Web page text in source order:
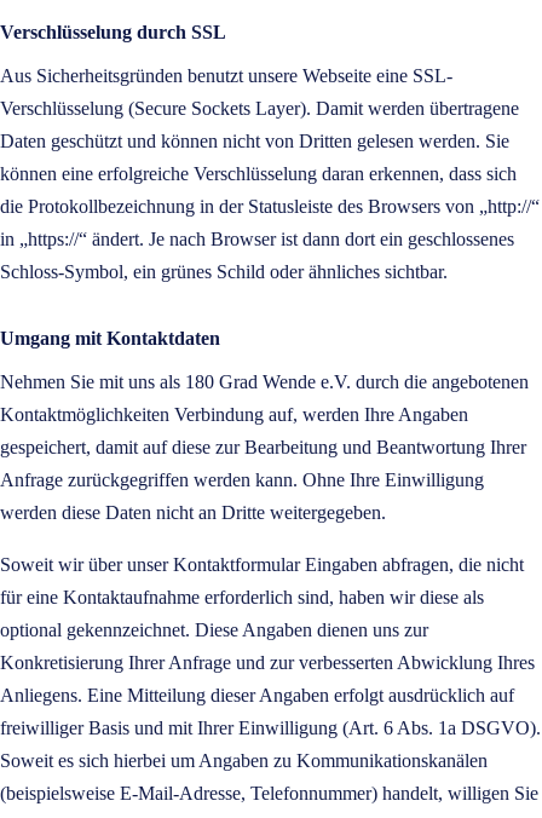
Verschlüsselung durch SSL
Aus Sicherheitsgründen benutzt unsere Webseite eine SSL-
Verschlüsselung (Secure Sockets Layer). Damit werden übertragene
Daten geschützt und können nicht von Dritten gelesen werden. Sie
können eine erfolgreiche Verschlüsselung daran erkennen, dass sich
die Protokollbezeichnung in der Statusleiste des Browsers von „http://“
in „https://“ ändert. Je nach Browser ist dann dort ein geschlossenes
Schloss-Symbol, ein grünes Schild oder ähnliches sichtbar.
Umgang mit Kontaktdaten
Nehmen Sie mit uns als 180 Grad Wende e.V. durch die angebotenen
Kontaktmöglichkeiten Verbindung auf, werden Ihre Angaben
gespeichert, damit auf diese zur Bearbeitung und Beantwortung Ihrer
Anfrage zurückgegriffen werden kann. Ohne Ihre Einwilligung
werden diese Daten nicht an Dritte weitergegeben.
Soweit wir über unser Kontaktformular Eingaben abfragen, die nicht
für eine Kontaktaufnahme erforderlich sind, haben wir diese als
optional gekennzeichnet. Diese Angaben dienen uns zur
Konkretisierung Ihrer Anfrage und zur verbesserten Abwicklung Ihres
Anliegens. Eine Mitteilung dieser Angaben erfolgt ausdrücklich auf
freiwilliger Basis und mit Ihrer Einwilligung (Art. 6 Abs. 1a DSGVO).
Soweit es sich hierbei um Angaben zu Kommunikationskanälen
(beispielsweise E-Mail-Adresse, Telefonnummer) handelt, willigen Sie